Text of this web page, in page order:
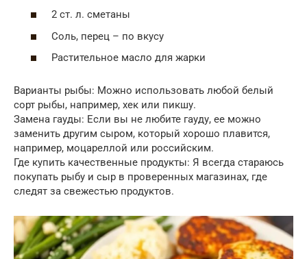
2 ст. л. сметаны
Соль, перец – по вкусу
Растительное масло для жарки
Варианты рыбы: Можно использовать любой белый
сорт рыбы, например, хек или пикшу.
Замена гауды: Если вы не любите гауду, ее можно
заменить другим сыром, который хорошо плавится,
например, моцареллой или российским.
Где купить качественные продукты: Я всегда стараюсь
покупать рыбу и сыр в проверенных магазинах, где
следят за свежестью продуктов.